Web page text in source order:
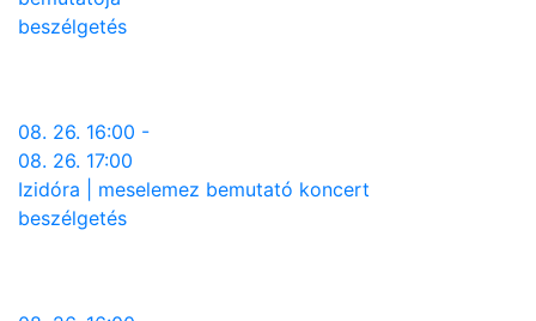
beszélgetés
08. 26. 16:00 -
08. 26. 17:00
Izidóra | meselemez bemutató koncert
beszélgetés